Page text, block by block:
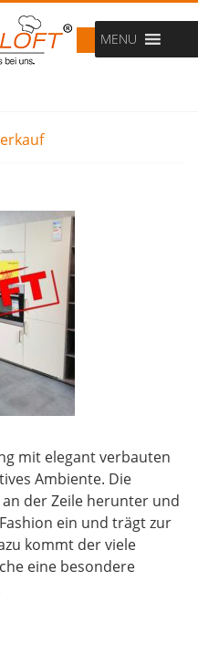
MENU
mit elegant verbauten
Ambiente. Die
der Zeile herunter und
ein und trägt zur
kommt der viele
eine besondere